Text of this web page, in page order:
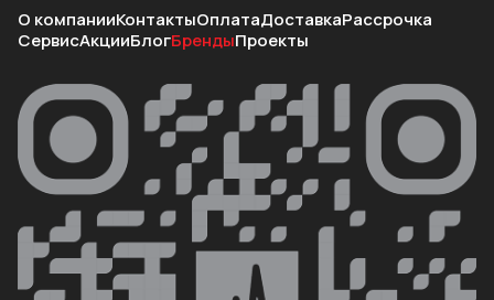
О компанииКонтактыОплатаДоставкаРассрочка
СервисАкцииБлогБрендыПроекты